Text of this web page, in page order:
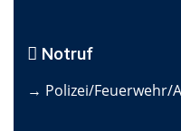
Notruf
→ Polizei/Feuerwehr/